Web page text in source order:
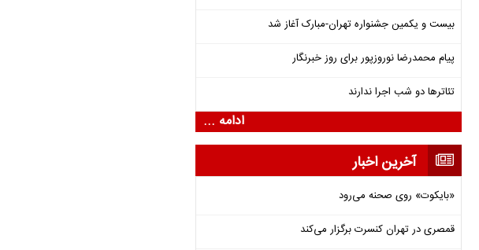
بیست و یکمین جشنواره تهران-مبارک آغاز شد
پیام محمدرضا نوروزپور برای روز خبرنگار
تئاترها دو شب اجرا ندارند
ادامه ...
آخرین اخبار
«بایکوت» روی صحنه می‌رود
قمصری در تهران کنسرت برگزار می‌کند